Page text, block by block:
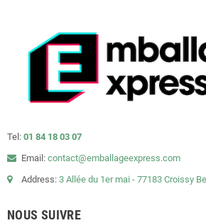
Tel: 01 84 18 03 07
Email: contact@emballageexpress.com
Address: 3 Allée du 1er mai - 77183 Croissy
NOUS SUIVRE